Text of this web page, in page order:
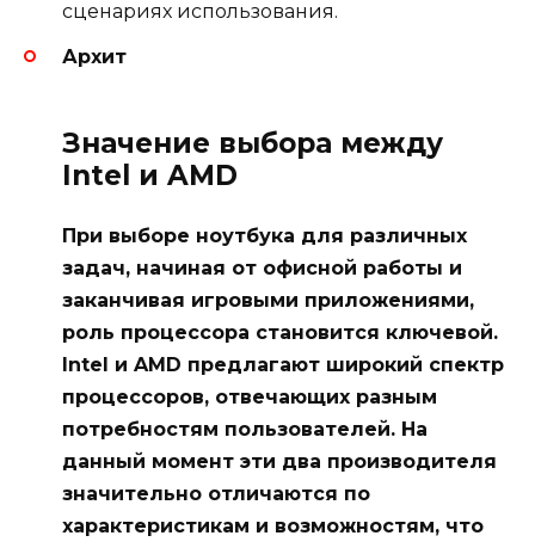
сценариях использования.
Архит
Значение выбора между
Intel и AMD
При выборе ноутбука для различных
задач, начиная от офисной работы и
заканчивая игровыми приложениями,
роль процессора становится ключевой.
Intel и AMD предлагают широкий спектр
процессоров, отвечающих разным
потребностям пользователей. На
данный момент эти два производителя
значительно отличаются по
характеристикам и возможностям, что